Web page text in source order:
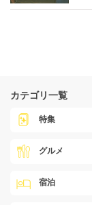
カテゴリ一覧
特集
グルメ
宿泊